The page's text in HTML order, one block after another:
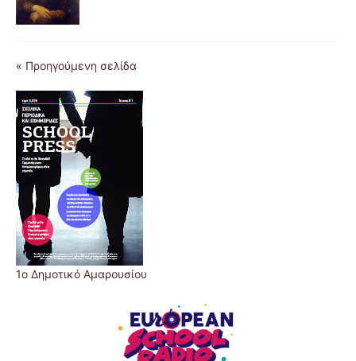
« Προηγούμενη σελίδα
1ο Δημοτικό Αμαρουσίου